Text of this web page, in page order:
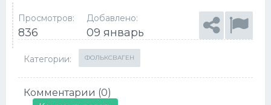
Просмотров:
836
Добавлено:
09 январь
Категории: ФОЛЬКСВАГЕН
Комментарии (0)